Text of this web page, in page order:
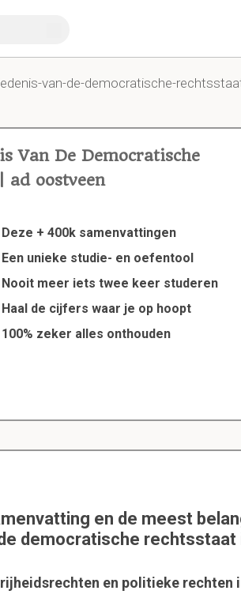
van-de-democratische-
Van De Democratische
ad oostveen
Deze + 400k samenvattingen
Een unieke studie- en oefentool
Nooit meer iets twee keer studeren
Haal de cijfers waar je op hoopt
100% zeker alles onthouden
en de meest
democratische rechtsstaat
en politieke rechten